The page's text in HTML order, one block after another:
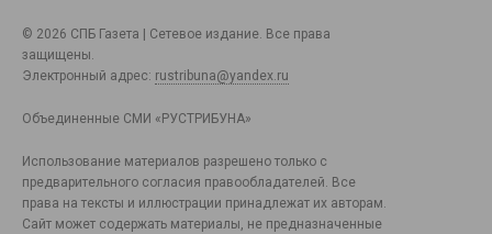
© 2026 СПБ Газета | Сетевое издание. Все права
защищены.
Электронный адрес: rustribuna@yandex.ru
Объединенные СМИ «РУСТРИБУНА»
Использование материалов разрешено только с
предварительного согласия правообладателей. Все
права на тексты и иллюстрации принадлежат их авторам.
Сайт может содержать материалы, не предназначенные